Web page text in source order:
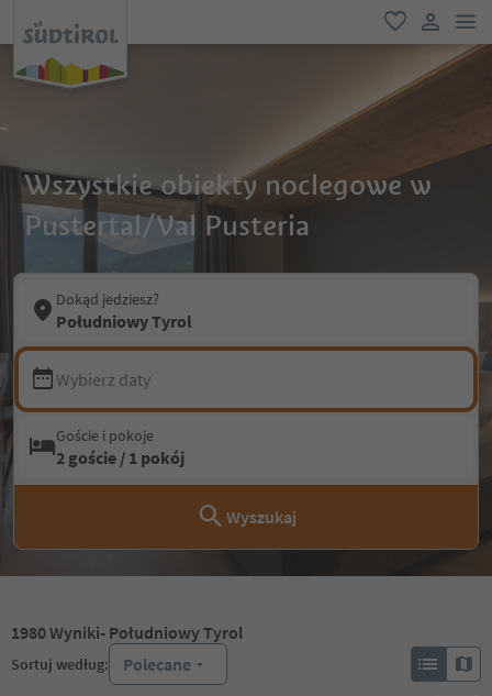
ulubione
link
Wszystkie obiekty noclegowe w
Pustertal/Val Pusteria
Dokąd jedziesz?
Południowy Tyrol
Wybierz daty
Goście i pokoje
2 goście / 1 pokój
Wyszukaj
1980Wyniki- Południowy Tyrol
Sortuj według: Polecane